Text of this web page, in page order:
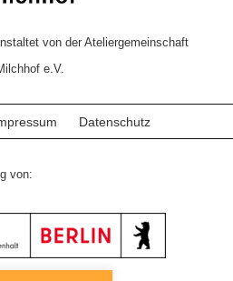
von der Ateliergemeinschaft
e.V.
Datenschutz
von: